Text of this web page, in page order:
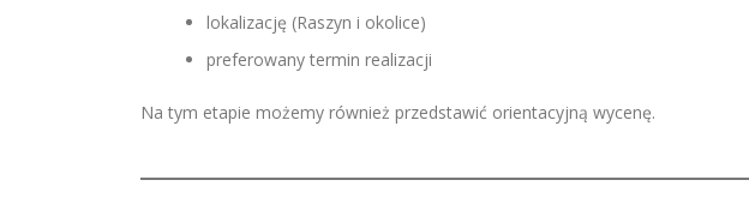
lokalizację (Raszyn i okolice)
preferowany termin realizacji
Na tym etapie możemy również przedstawić orientacyjną wycenę.